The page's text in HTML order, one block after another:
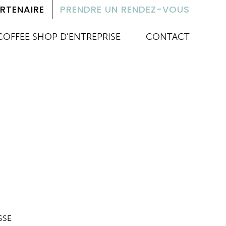
PRENDRE UN RENDEZ-VOUS
SHOP D'ENTREPRISE CONTACT